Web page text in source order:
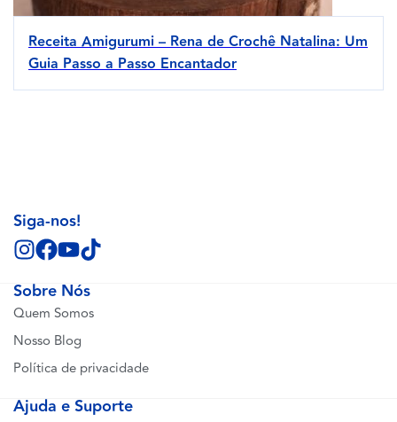
Receita Amigurumi – Rena de Crochê Natalina: Um
Guia Passo a Passo Encantador
Sobre Nós
Quem Somos
Nosso Blog
Política de privacidade
Ajuda e Suporte
Siga-nos!